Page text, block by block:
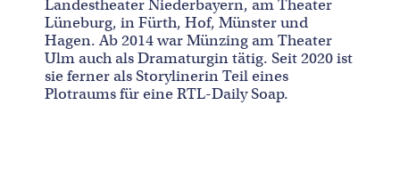
Landestheater Niederbayern, am Theater
Lüneburg, in Fürth, Hof, Münster und
Hagen. Ab 2014 war Münzing am Theater
Ulm auch als Dramaturgin tätig. Seit 2020 ist
sie ferner als Storylinerin Teil eines
Plotraums für eine RTL-Daily Soap.